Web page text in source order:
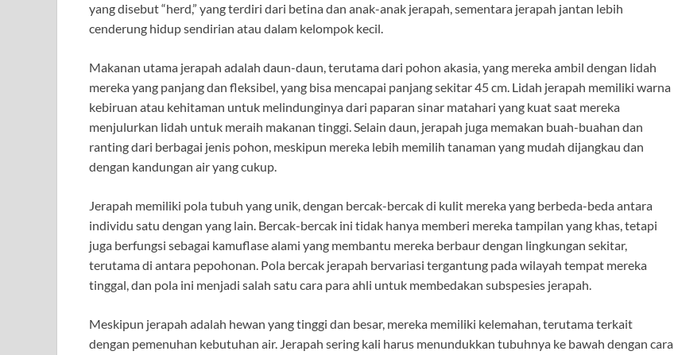
yang disebut “herd,” yang terdiri dari betina dan anak-anak jerapah, sementara jerapah jantan lebih
cenderung hidup sendirian atau dalam kelompok kecil.
Makanan utama jerapah adalah daun-daun, terutama dari pohon akasia, yang mereka ambil dengan lidah
mereka yang panjang dan fleksibel, yang bisa mencapai panjang sekitar 45 cm. Lidah jerapah memiliki warna
kebiruan atau kehitaman untuk melindunginya dari paparan sinar matahari yang kuat saat mereka
menjulurkan lidah untuk meraih makanan tinggi. Selain daun, jerapah juga memakan buah-buahan dan
ranting dari berbagai jenis pohon, meskipun mereka lebih memilih tanaman yang mudah dijangkau dan
dengan kandungan air yang cukup.
Jerapah memiliki pola tubuh yang unik, dengan bercak-bercak di kulit mereka yang berbeda-beda antara
individu satu dengan yang lain. Bercak-bercak ini tidak hanya memberi mereka tampilan yang khas, tetapi
juga berfungsi sebagai kamuflase alami yang membantu mereka berbaur dengan lingkungan sekitar,
terutama di antara pepohonan. Pola bercak jerapah bervariasi tergantung pada wilayah tempat mereka
tinggal, dan pola ini menjadi salah satu cara para ahli untuk membedakan subspesies jerapah.
Meskipun jerapah adalah hewan yang tinggi dan besar, mereka memiliki kelemahan, terutama terkait
dengan pemenuhan kebutuhan air. Jerapah sering kali harus menundukkan tubuhnya ke bawah dengan cara